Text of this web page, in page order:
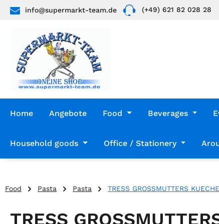
to main content
Skip to search
Skip to main navigation
info@supermarkt-team.de (+49) 621 82 028 28
Home Angebote Food Beverages
Household goods Office / Stationery
Food Pasta Pasta TRESS GROSSMUTTERS
TRESS